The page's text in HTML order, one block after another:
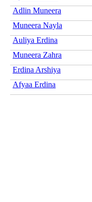
Adlin Muneera
Muneera Nayla
Auliya Erdina
Muneera Zahra
Erdina Arshiya
Afyaa Erdina